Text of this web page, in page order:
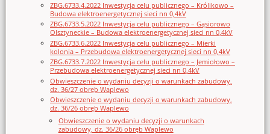
ZBG.6733.4.2022 Inwestycja celu publicznego – Królikowo –
Budowa elektroenergetycznej sieci nn 0,4kV
ZBG.6733.5.2022 Inwestycja celu publicznego – Gąsiorowo
Olsztyneckie – Budowa elektroenergetycznej sieci nn 0,4kV
ZBG.6733.6.2022 Inwestycja celu publicznego – Mierki
kolonia – Przebudowa elektroenergetycznej sieci nn 0,4kV
ZBG.6733.7.2022 Inwestycja celu publicznego – Jemiołowo –
Przebudowa elektroenergetycznej sieci nn 0,4kV
Obwieszczenie o wydaniu decyzji o warunkach zabudowy,
dz. 36/27 obręb Waplewo
Obwieszczenie o wydaniu decyzji o warunkach zabudowy,
dz. 36/26 obręb Waplewo
Obwieszczenie o wydaniu decyzji o warunkach
zabudowy, dz. 36/26 obręb Waplewo